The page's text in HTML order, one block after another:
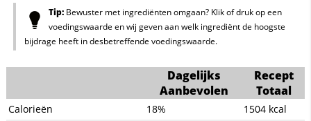
Tip:Bewuster met ingrediënten omgaan? Klik of druk op een
voedingswaarde en wij geven aan welk ingrediënt de hoogste
bijdrage heeft in desbetreffende voedingswaarde.
Dagelijks
Aanbevolen
Recept
Totaal
Calorieën 18% 1504 kcal